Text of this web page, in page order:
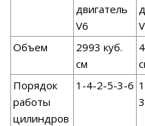
двигатель
V6
Объем
2993 куб.
см
Порядок
работы
цилиндров
1-4-2-5-3-6